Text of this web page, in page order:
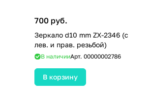
700 руб.
Зеркало d10 mm ZX-2346 (с
лев. и прав. резьбой)
В наличииАрт. 00000002786
В корзину